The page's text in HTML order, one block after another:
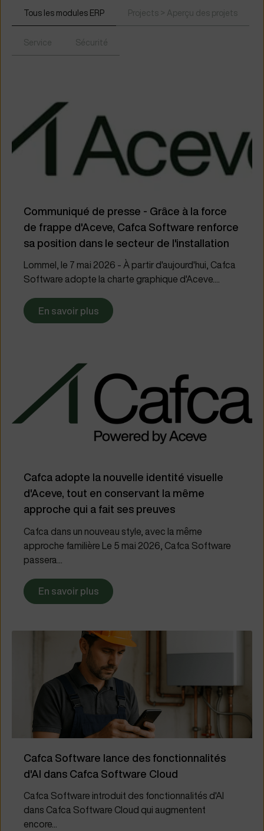
Tous les modules ERP Projects > Aperçu des projets
Service Sécurité
Communiqué de presse - Grâce à la force
de frappe d'Aceve, Cafca Software renforce
sa position dans le secteur de l'installation
Lommel, le 7 mai 2026 - À partir d'aujourd'hui, Cafca
Software adopte la charte graphique d'Aceve....
En savoir plus
Cafca adopte la nouvelle identité visuelle
d'Aceve, tout en conservant la même
approche qui a fait ses preuves
Cafca dans un nouveau style, avec la même
approche familière Le 5 mai 2026, Cafca Software
passera...
En savoir plus
Cafca Software lance des fonctionnalités
d'AI dans Cafca Software Cloud
Cafca Software introduit des fonctionnalités d'AI
dans Cafca Software Cloud qui augmentent
encore...